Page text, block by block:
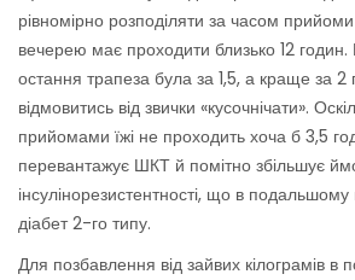
рівномірно розподіляти за часом прийоми
вечерею має проходити близько 12
остання трапеза була за 1,5, а краще за
відмовитись від звички «кусочнічати».
прийомами їжі не проходить хоча б 3,5
перевантажує ШКТ й помітно збільшує
інсулінорезистентності, що в
діабет 2-го типу.
Для позбавлення від зайвих кілограмів в